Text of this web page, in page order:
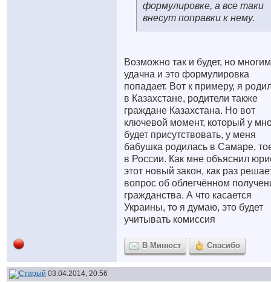
формулировке, а все таки
внесут поправки к нему.
Возможно так и будет, но многим
удачна и это формулировка
попадает. Вот к примеру, я
в Казахстане, родители также
граждане Казахстана. Но вот
ключевой момент, который у
будет присутствовать, у меня
бабушка родилась в Самаре,
в России. Как мне объяснил
этот новый закон, как раз
вопрос об облегчённом
гражданства. А что касается
Украины, то я думаю, это будет
учитывать комиссия
В Минюст Спасибо
03.04.2014, 20:56